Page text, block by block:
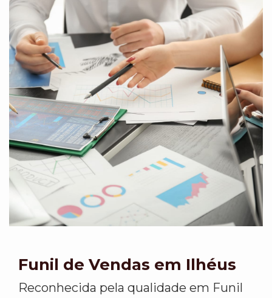
Funil de Vendas em Ilhéus
Reconhecida pela qualidade em Funil